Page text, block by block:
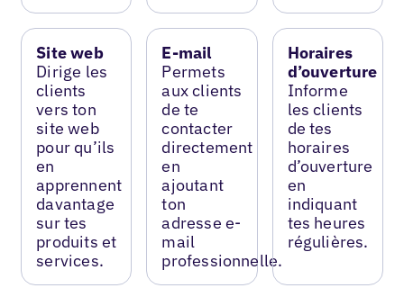
Site web
Dirige les
clients
vers ton
site web
pour qu’ils
en
apprennent
davantage
sur tes
produits et
services.
E-mail
Permets
aux clients
de te
contacter
directement
en
ajoutant
ton
adresse e-
mail
professionnelle.
Horaires
d’ouverture
Informe
les clients
de tes
horaires
d’ouverture
en
indiquant
tes heures
régulières.